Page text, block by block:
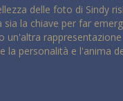
delle foto di Sindy
la chiave per far
la personalità e l'anima